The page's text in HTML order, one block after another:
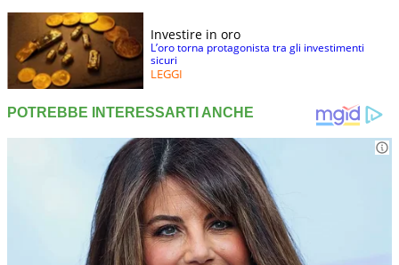
Investire in oro
L’oro torna protagonista tra gli investimenti
sicuri
LEGGI